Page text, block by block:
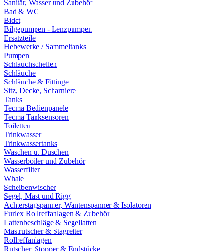
Sanitär, Wasser und Zubehör
Bad & WC
Bidet
Bilgepumpen - Lenzpumpen
Ersatzteile
Hebewerke / Sammeltanks
Pumpen
Schlauchschellen
Schläuche
Schläuche & Fittinge
Sitz, Decke, Scharniere
Tanks
Tecma Bedienpanele
Tecma Tanksensoren
Toiletten
Trinkwasser
Trinkwassertanks
Waschen u. Duschen
Wasserboiler und Zubehör
Wasserfilter
Whale
Scheibenwischer
Segel, Mast und Rigg
Achterstagspanner, Wantenspanner & Isolatoren
Furlex Rollreffanlagen & Zubehör
Lattenbeschläge & Segellatten
Mastrutscher & Stagreiter
Rollreffanlagen
Rutscher, Stopper & Endstücke